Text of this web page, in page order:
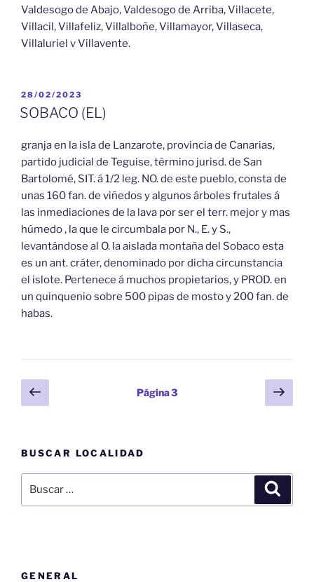
Valdesogo de Abajo, Valdesogo de Arriba, Villacete,
Villacil, Villafeliz, Villalboñe, Villamayor, Villaseca,
Villaluriel v Villavente.
PUBLICADO
EL
28/02/2023
SOBACO (EL)
granja en la isla de Lanzarote, provincia de Canarias,
partido judicial de Teguise, término jurisd. de San
Bartolomé, SIT. á 1/2 leg. NO. de este pueblo, consta de
unas 160 fan. de viñedos y algunos árboles frutales á
las inmediaciones de la lava por ser el terr. mejor y mas
húmedo , la que le circumbala por N., E. y S.,
levantándose al O. la aislada montaña del Sobaco esta
es un ant. cráter, denominado por dicha circunstancia
el islote. Pertenece á muchos propietarios, y PROD. en
un quinquenio sobre 500 pipas de mosto y 200 fan. de
habas.
Paginación
de
Página
anterior
Página3
BUSCAR LOCALIDAD
por:
GENERAL